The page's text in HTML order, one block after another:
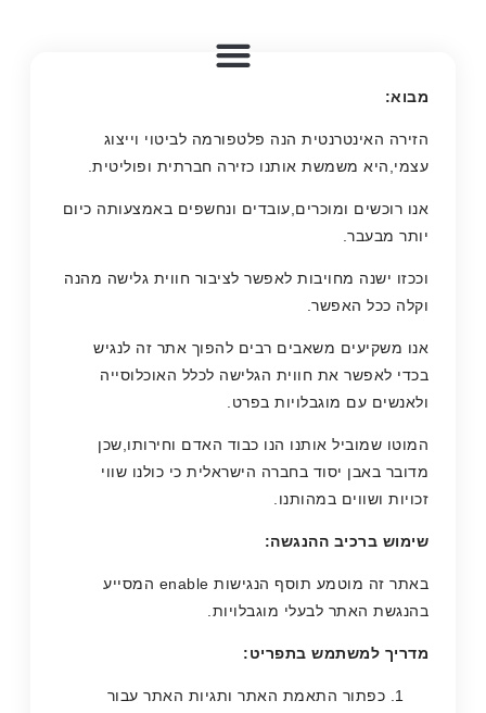
מבוא:
הזירה האינטרנטית הנה פלטפורמה לביטוי וייצוג
עצמי,היא משמשת אותנו כזירה חברתית ופוליטית.
אנו רוכשים ומוכרים,עובדים ונחשפים באמצעותה כיום
יותר מבעבר.
וככזו ישנה מחויבות לאפשר לציבור חווית גלישה מהנה
וקלה ככל האפשר.
אנו משקיעים משאבים רבים להפוך אתר זה לנגיש
בכדי לאפשר את חווית הגלישה לכלל האוכלוסייה
ולאנשים עם מוגבלויות בפרט.
המוטו שמוביל אותנו הנו כבוד האדם וחירותו,שכן
מדובר באבן יסוד בחברה הישראלית כי כולנו שווי
זכויות ושווים במהותנו.
שימוש ברכיב ההנגשה:
באתר זה מוטמע תוסף הנגישות enable המסייע
בהנגשת האתר לבעלי מוגבלויות.
מדריך למשתמש בתפריט:
כפתור התאמת האתר ותגיות האתר עבור